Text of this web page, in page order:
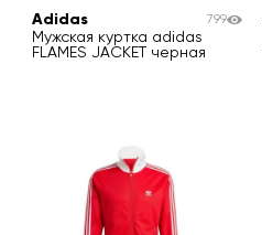
Adidas
Мужская куртка adidas
FLAMES JACKET черная
799